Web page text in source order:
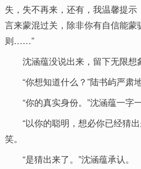
失，失不再来，还有，我温馨提
言来蒙混过关，除非你有自信能蒙
则……”
沈涵蕴没说出来，留下无限想
“你想知道什么？”陆书屿严肃地
“你的真实身份。”沈涵蕴一字一
“以你的聪明，想必你已经猜
笑。
“是猜出来了。”沈涵蕴承认。